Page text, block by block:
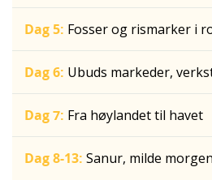
Dag 5: Fosser og rismarker i
Dag 6: Ubuds markeder,
Dag 7: Fra høylandet til havet
Dag 8-13: Sanur, milde